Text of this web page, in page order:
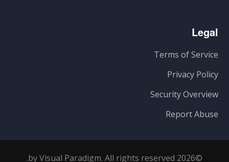
Legal
Terms of Service
Privacy Policy
Security Overview
Report Abuse
©2026 by Visual Paradigm. All rights reserved.